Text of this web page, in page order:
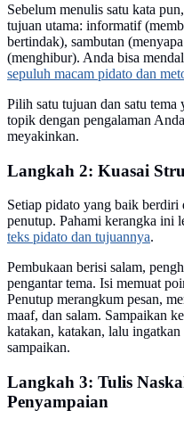
Sebelum menulis satu kata
tujuan utama: informatif
bertindak), sambutan
(menghibur). Anda bisa
sepuluh macam pidato dan
Pilih satu tujuan dan satu
topik dengan pengalaman
meyakinkan.
Langkah 2: Kuasai
Setiap pidato yang baik
penutup. Pahami kerangka ini
teks pidato dan tujuannya.
Pembukaan berisi salam,
pengantar tema. Isi memuat
Penutup merangkum pesan,
maaf, dan salam. Sampaikan
katakan, katakan, lalu
sampaikan.
Langkah 3: Tulis
Penyampaian